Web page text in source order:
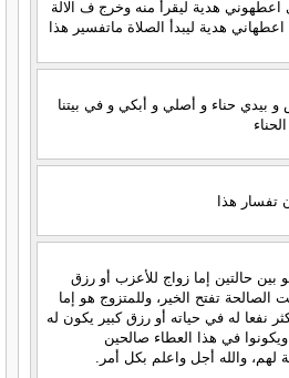
هدية ليقرأ منه وخرج ف الالة
هدية ليبدأ الصلاة ماتفسير هذا
بيدي حناء و أصلي و أبكي و في بيتنا
تفسار هذا
بين حالتين إما زواج للأعزب أو رزق
الصالحة تفتح الخير، وللمتزوج هو إما
نفعا له في حياته أو رزق كبير يكون له
في هذا العطاء صالحين
لهم، والله أجل واعلم بكل أمر.